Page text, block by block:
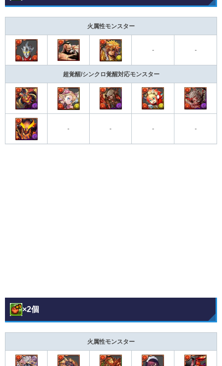
火属性モンスター
- -
超覚醒/シンクロ覚醒対応モンスター
- - - -
×2個
火属性モンスター